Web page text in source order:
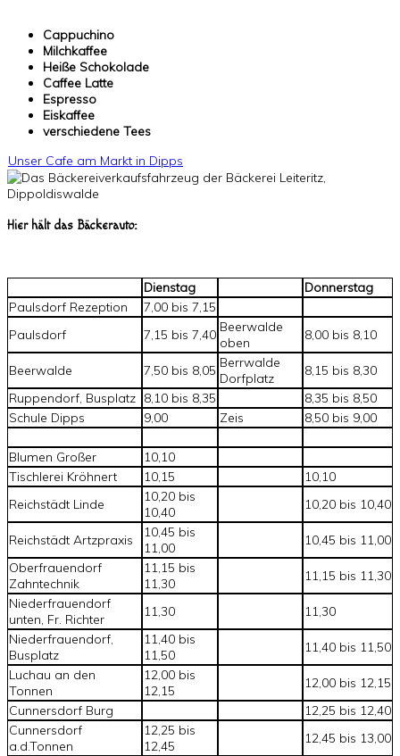
Cappuchino
Milchkaffee
Heiße Schokolade
Caffee Latte
Espresso
Eiskaffee
verschiedene Tees
Unser Cafe am Markt in Dipps
Hier hält das Bäckerauto:
Dienstag
Donnerstag
Paulsdorf Rezeption
7,00 bis 7,15
Paulsdorf
7,15 bis 7,40 Beerwalde
oben
8,00 bis 8,10
Beerwalde 7,50 bis 8,05 Berrwalde
Dorfplatz
8,15 bis 8,30
Ruppendorf, Busplatz 8,10 bis 8,35
8,35 bis 8,50
Schule Dipps
9,00 Zeis 8,50 bis 9,00
Blumen Großer
10,10
Tischlerei Kröhnert
10,15
10,10
Reichstädt Linde
10,20 bis
10,40
10,20 bis 10,40
Reichstädt Artzpraxis
10,45 bis
11,00
10,45 bis 11,00
Oberfrauendorf
Zahntechnik
11,15 bis
11,30
11,15 bis 11,30
Niederfrauendorf
unten, Fr. Richter
11,30
11,30
Niederfrauendorf,
Busplatz
11,40 bis
11,50
11,40 bis 11,50
Luchau an den
Tonnen
12,00 bis
12,15
12,00 bis 12,15
Cunnersdorf Burg
12,25 bis 12,40
Cunnersdorf
a.d.Tonnen
12,25 bis
12,45
12,45 bis 13,00